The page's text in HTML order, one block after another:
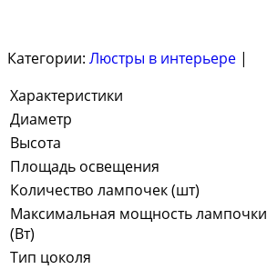
Категории: Люстры в интерьере |
Характеристики
Диаметр
Высота
Площадь освещения
Количество лампочек (шт)
Максимальная мощность лампочки
(Вт)
Тип цоколя